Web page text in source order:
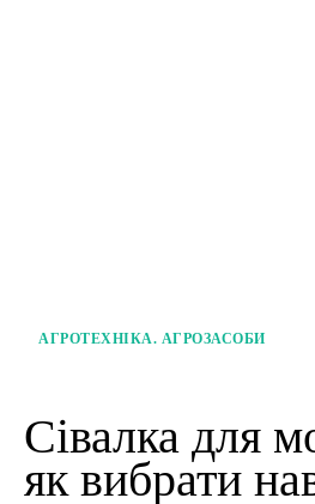
АГРОТЕХНІКА. АГРОЗАСОБИ
Сівалка для
як вибрати